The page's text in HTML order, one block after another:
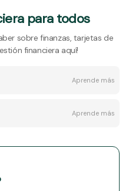
para todos
sobre finanzas, tarjetas de
financiera aquí!
Aprende más
Aprende más